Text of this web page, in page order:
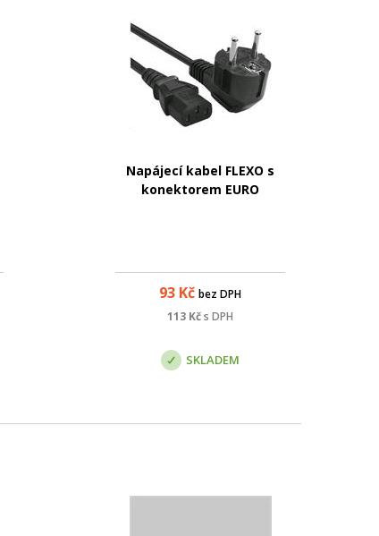
Napájecí kabel FLEXO s
konektorem EURO
93 Kč bez DPH
113 Kčs DPH
SKLADEM